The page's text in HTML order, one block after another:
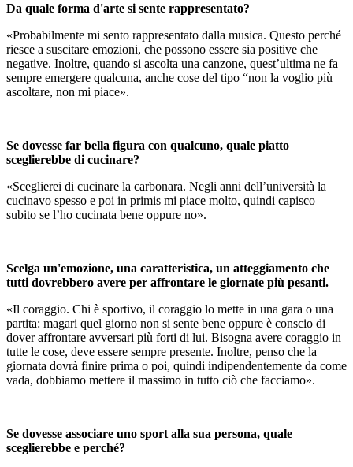
Da quale forma d'arte si sente rappresentato?
«Probabilmente mi sento rappresentato dalla musica. Questo perché
riesce a suscitare emozioni, che possono essere sia positive che
negative. Inoltre, quando si ascolta una canzone, quest’ultima ne fa
sempre emergere qualcuna, anche cose del tipo “non la voglio più
ascoltare, non mi piace».
Se dovesse far bella figura con qualcuno, quale piatto
sceglierebbe di cucinare?
«Sceglierei di cucinare la carbonara. Negli anni dell’università la
cucinavo spesso e poi in primis mi piace molto, quindi capisco
subito se l’ho cucinata bene oppure no».
Scelga un'emozione, una caratteristica, un atteggiamento che
tutti dovrebbero avere per affrontare le giornate più pesanti.
«Il coraggio. Chi è sportivo, il coraggio lo mette in una gara o una
partita: magari quel giorno non si sente bene oppure è conscio di
dover affrontare avversari più forti di lui. Bisogna avere coraggio in
tutte le cose, deve essere sempre presente. Inoltre, penso che la
giornata dovrà finire prima o poi, quindi indipendentemente da come
vada, dobbiamo mettere il massimo in tutto ciò che facciamo».
Se dovesse associare uno sport alla sua persona, quale
sceglierebbe e perché?